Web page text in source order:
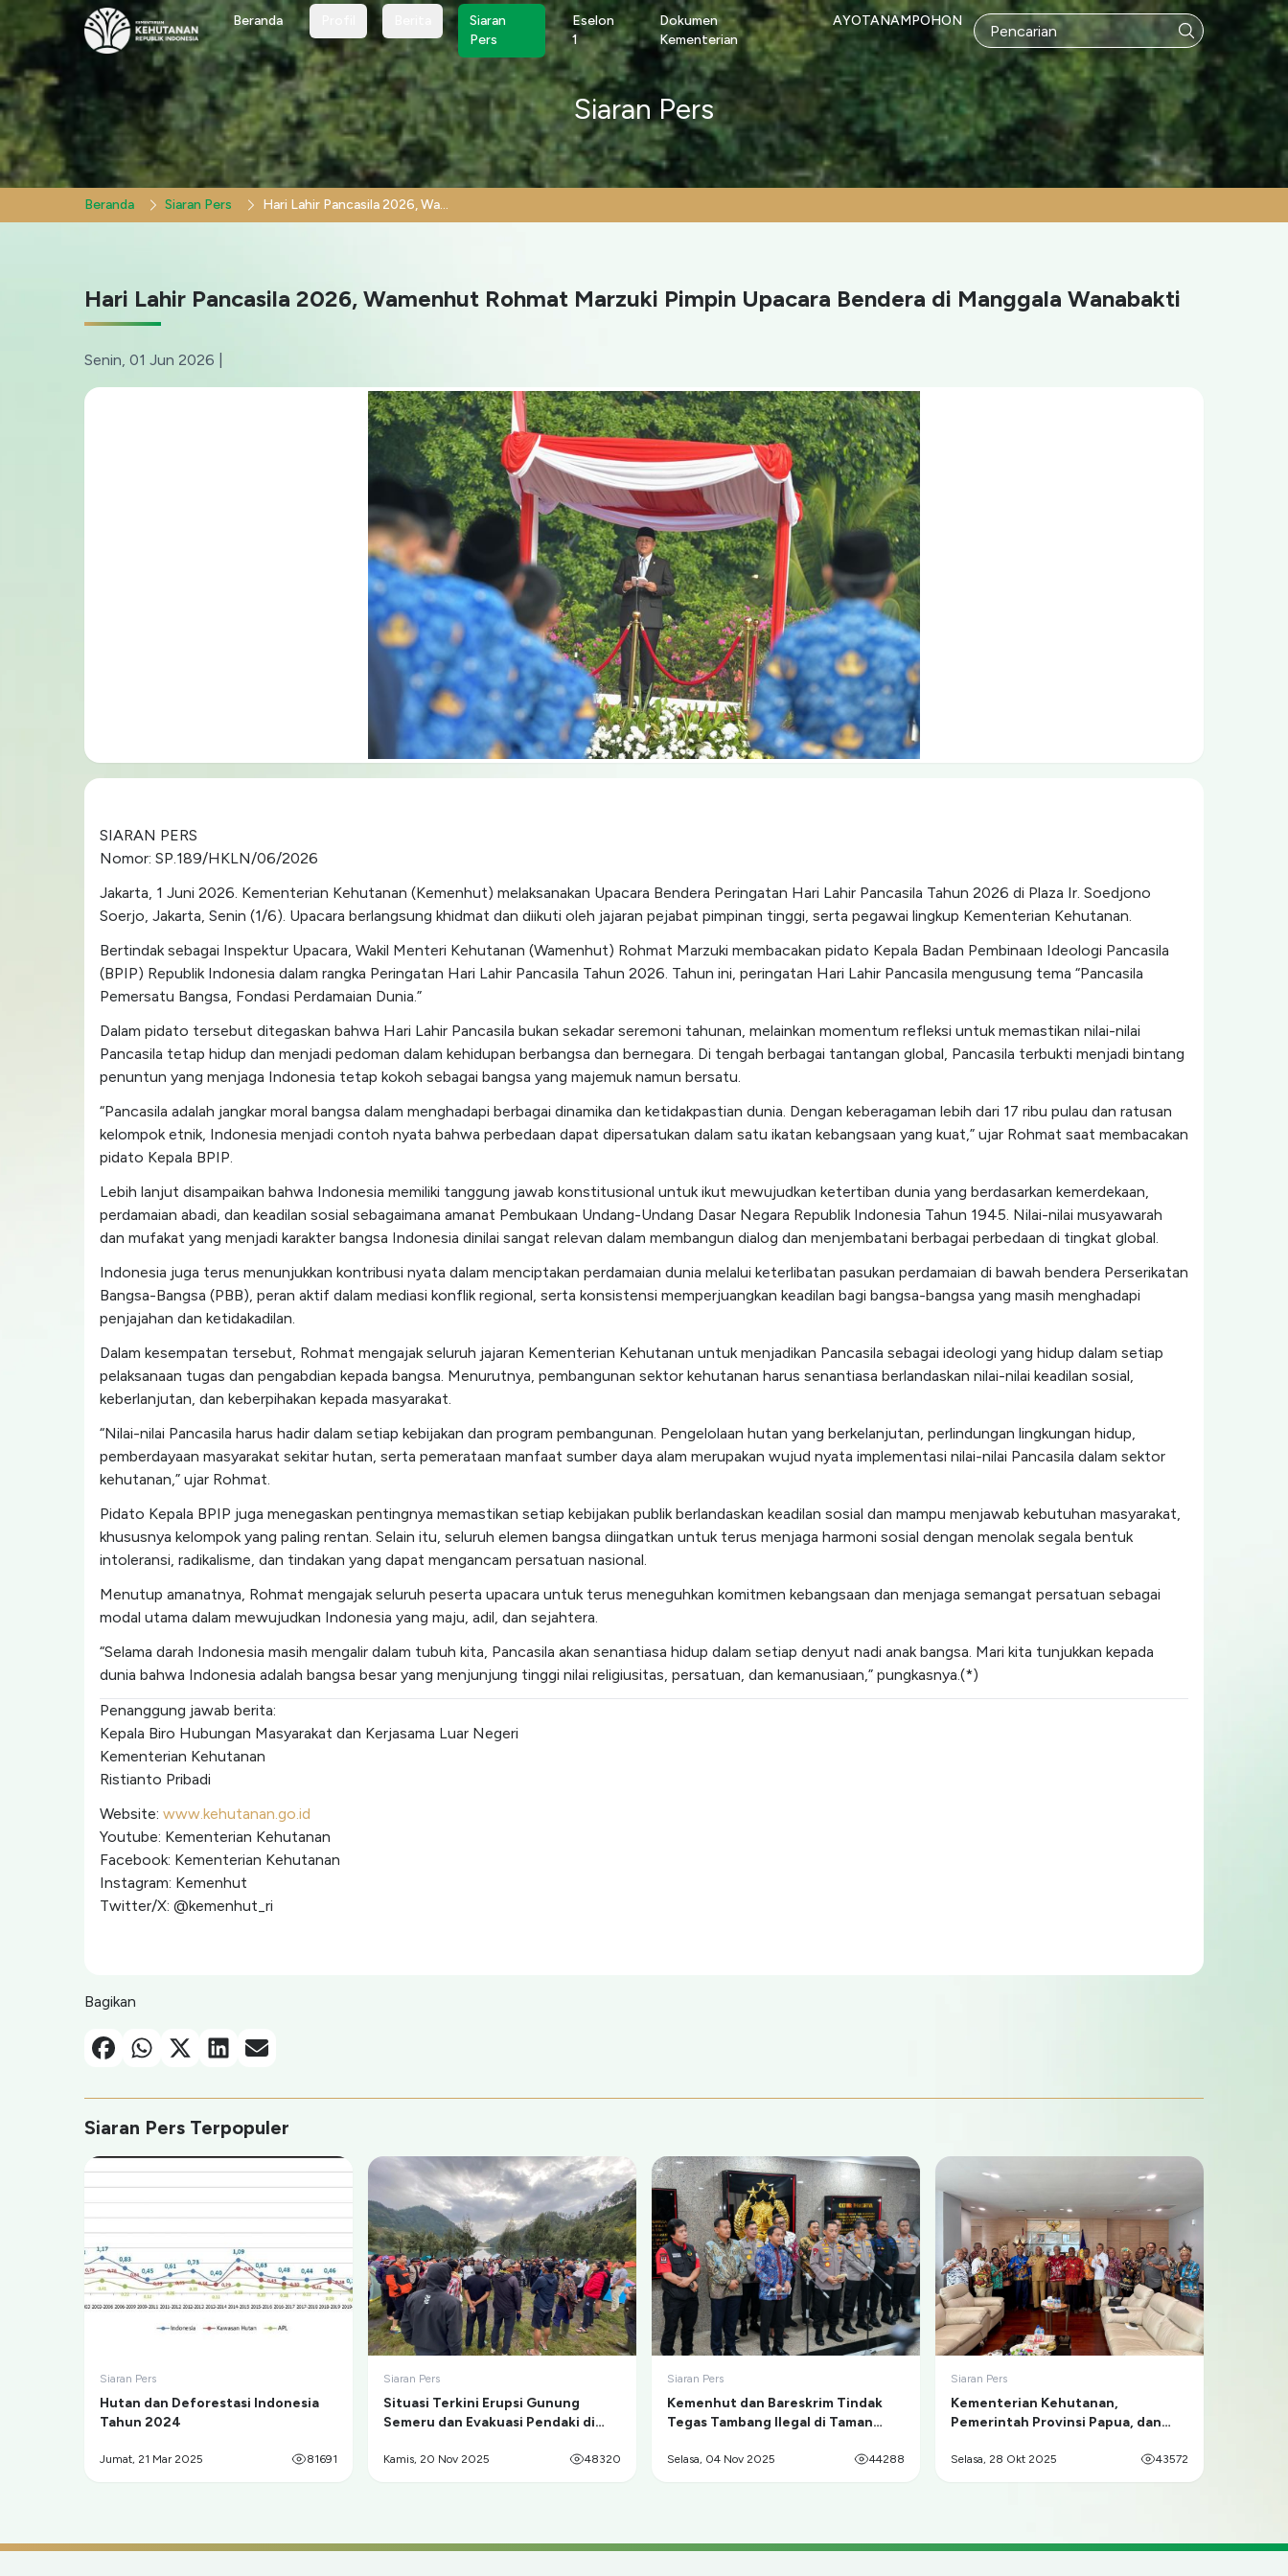
Beranda
Siaran
Pers
Eselon
1
Dokumen
Kementerian
AYOTANAMPOHON
Siaran Pers
Beranda Siaran Pers Hari Lahir Pancasila 2026, Wamenhut Rohmat Marzuki Pimpin Upacara Bendera di Manggala Wanabakti
Hari Lahir Pancasila 2026, Wamenhut Rohmat Marzuki Pimpin Upacara Bendera di Manggala Wanabakti
Senin, 01 Jun 2026
SIARAN PERS
Nomor: SP.189/HKLN/06/2026
Jakarta, 1 Juni 2026. Kementerian Kehutanan (Kemenhut) melaksanakan Upacara Bendera Peringatan Hari Lahir Pancasila Tahun 2026 di Plaza Ir. Soedjono
Soerjo, Jakarta, Senin (1/6). Upacara berlangsung khidmat dan diikuti oleh jajaran pejabat pimpinan tinggi, serta pegawai lingkup Kementerian Kehutanan.
Bertindak sebagai Inspektur Upacara, Wakil Menteri Kehutanan (Wamenhut) Rohmat Marzuki membacakan pidato Kepala Badan Pembinaan Ideologi Pancasila
(BPIP) Republik Indonesia dalam rangka Peringatan Hari Lahir Pancasila Tahun 2026. Tahun ini, peringatan Hari Lahir Pancasila mengusung tema “Pancasila
Pemersatu Bangsa, Fondasi Perdamaian Dunia.”
Dalam pidato tersebut ditegaskan bahwa Hari Lahir Pancasila bukan sekadar seremoni tahunan, melainkan momentum refleksi untuk memastikan nilai-nilai
Pancasila tetap hidup dan menjadi pedoman dalam kehidupan berbangsa dan bernegara. Di tengah berbagai tantangan global, Pancasila terbukti menjadi bintang
penuntun yang menjaga Indonesia tetap kokoh sebagai bangsa yang majemuk namun bersatu.
“Pancasila adalah jangkar moral bangsa dalam menghadapi berbagai dinamika dan ketidakpastian dunia. Dengan keberagaman lebih dari 17 ribu pulau dan ratusan
kelompok etnik, Indonesia menjadi contoh nyata bahwa perbedaan dapat dipersatukan dalam satu ikatan kebangsaan yang kuat,” ujar Rohmat saat membacakan
pidato Kepala BPIP.
Lebih lanjut disampaikan bahwa Indonesia memiliki tanggung jawab konstitusional untuk ikut mewujudkan ketertiban dunia yang berdasarkan kemerdekaan,
perdamaian abadi, dan keadilan sosial sebagaimana amanat Pembukaan Undang-Undang Dasar Negara Republik Indonesia Tahun 1945. Nilai-nilai musyawarah
dan mufakat yang menjadi karakter bangsa Indonesia dinilai sangat relevan dalam membangun dialog dan menjembatani berbagai perbedaan di tingkat global.
Indonesia juga terus menunjukkan kontribusi nyata dalam menciptakan perdamaian dunia melalui keterlibatan pasukan perdamaian di bawah bendera Perserikatan
Bangsa-Bangsa (PBB), peran aktif dalam mediasi konflik regional, serta konsistensi memperjuangkan keadilan bagi bangsa-bangsa yang masih menghadapi
penjajahan dan ketidakadilan.
Dalam kesempatan tersebut, Rohmat mengajak seluruh jajaran Kementerian Kehutanan untuk menjadikan Pancasila sebagai ideologi yang hidup dalam setiap
pelaksanaan tugas dan pengabdian kepada bangsa. Menurutnya, pembangunan sektor kehutanan harus senantiasa berlandaskan nilai-nilai keadilan sosial,
keberlanjutan, dan keberpihakan kepada masyarakat.
“Nilai-nilai Pancasila harus hadir dalam setiap kebijakan dan program pembangunan. Pengelolaan hutan yang berkelanjutan, perlindungan lingkungan hidup,
pemberdayaan masyarakat sekitar hutan, serta pemerataan manfaat sumber daya alam merupakan wujud nyata implementasi nilai-nilai Pancasila dalam sektor
kehutanan,” ujar Rohmat.
Pidato Kepala BPIP juga menegaskan pentingnya memastikan setiap kebijakan publik berlandaskan keadilan sosial dan mampu menjawab kebutuhan masyarakat,
khususnya kelompok yang paling rentan. Selain itu, seluruh elemen bangsa diingatkan untuk terus menjaga harmoni sosial dengan menolak segala bentuk
intoleransi, radikalisme, dan tindakan yang dapat mengancam persatuan nasional.
Menutup amanatnya, Rohmat mengajak seluruh peserta upacara untuk terus meneguhkan komitmen kebangsaan dan menjaga semangat persatuan sebagai
modal utama dalam mewujudkan Indonesia yang maju, adil, dan sejahtera.
“Selama darah Indonesia masih mengalir dalam tubuh kita, Pancasila akan senantiasa hidup dalam setiap denyut nadi anak bangsa. Mari kita tunjukkan kepada
dunia bahwa Indonesia adalah bangsa besar yang menjunjung tinggi nilai religiusitas, persatuan, dan kemanusiaan,” pungkasnya.(*)
Penanggung jawab berita:
Kepala Biro Hubungan Masyarakat dan Kerjasama Luar Negeri
Kementerian Kehutanan
Ristianto Pribadi
Website: www.kehutanan.go.id⁠
Youtube: Kementerian Kehutanan
Facebook: Kementerian Kehutanan
Instagram: Kemenhut
Twitter/X: @kemenhut_ri
Bagikan
FacebookWhatsappX-TwitterLinkedin
Email
Siaran Pers Terpopuler
Siaran Pers
Hutan dan Deforestasi Indonesia
Tahun 2024
Jumat, 21 Mar 2025 81691
Siaran Pers
Situasi Terkini Erupsi Gunung
Semeru dan Evakuasi Pendaki di
Kamis, 20 Nov 2025 48320
Siaran Pers
Kemenhut dan Bareskrim Tindak
Tegas Tambang Ilegal di Taman
Selasa, 04 Nov 2025 44288
Siaran Pers
Kementerian Kehutanan,
Pemerintah Provinsi Papua, dan
dan Berkolaborasi untuk
Pelestarian Cenderawasih serta
Selasa, 28 Okt 2025 43572